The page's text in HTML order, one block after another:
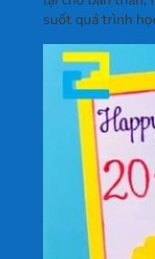
suốt quá trình